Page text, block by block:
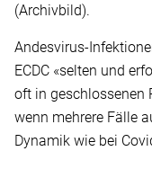
(Archivbild).
Andesvirus-
ECDC «selten und
oft in geschlossenen
wenn mehrere Fälle
Dynamik wie bei